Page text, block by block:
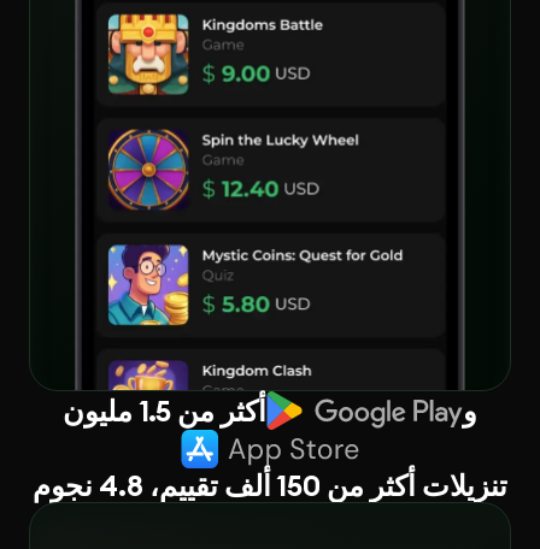
أكثر من 1.5 مليون و
تنزيلات أكثر من 150 ألف تقييم، 4.8 نجوم